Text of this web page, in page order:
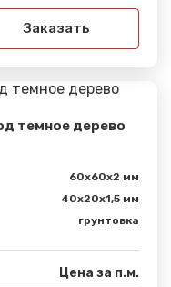
Заказать
темное дерево
60х60х2 мм
40х20х1,5 мм
грунтовка
Цена за п.м.